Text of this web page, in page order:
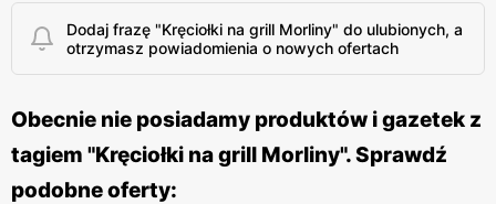
Dodaj frazę "Kręciołki na grill Morliny" do ulubionych, a
otrzymasz powiadomienia o nowych ofertach
Obecnie nie posiadamy produktów i gazetek z
tagiem "Kręciołki na grill Morliny". Sprawdź
podobne oferty: